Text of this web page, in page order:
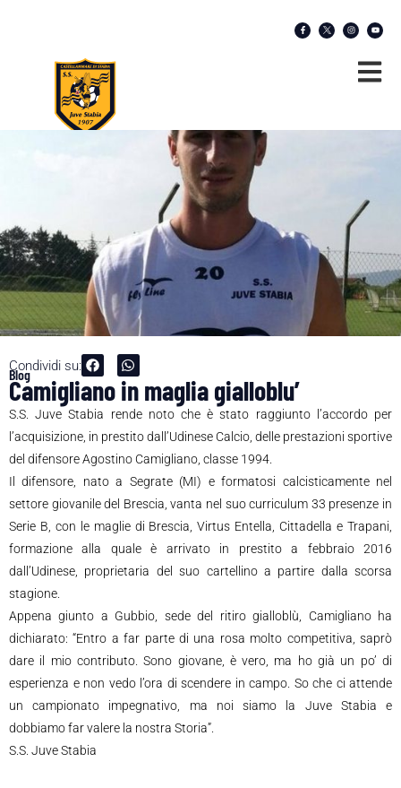
Condividi su:
Blog
Camigliano in maglia gialloblu’
S.S. Juve Stabia rende noto che è stato raggiunto l’accordo per
l’acquisizione, in prestito dall’Udinese Calcio, delle prestazioni sportive
del difensore Agostino Camigliano, classe 1994.
Il difensore, nato a Segrate (MI) e formatosi calcisticamente nel
settore giovanile del Brescia, vanta nel suo curriculum 33 presenze in
Serie B, con le maglie di Brescia, Virtus Entella, Cittadella e Trapani,
formazione alla quale è arrivato in prestito a febbraio 2016
dall’Udinese, proprietaria del suo cartellino a partire dalla scorsa
stagione.
Appena giunto a Gubbio, sede del ritiro gialloblù, Camigliano ha
dichiarato: “Entro a far parte di una rosa molto competitiva, saprò
dare il mio contributo. Sono giovane, è vero, ma ho già un po’ di
esperienza e non vedo l’ora di scendere in campo. So che ci attende
un campionato impegnativo, ma noi siamo la Juve Stabia e
dobbiamo far valere la nostra Storia”.
S.S. Juve Stabia